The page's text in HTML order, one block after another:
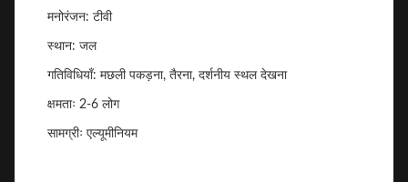
मनोरंजन: टीवी
स्थान: जल
गतिविधियाँ: मछली पकड़ना, तैरना, दर्शनीय स्थल देखना
क्षमताः 2-6 लोग
सामग्रीः एल्यूमीनियम